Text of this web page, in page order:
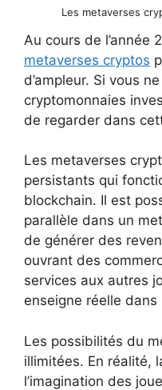
Les metaverses
Au cours de l’année
metaverses cryptos
d’ampleur. Si vous
cryptomonnaies
de regarder dans
Les metaverses
persistants qui
blockchain. Il est
parallèle dans un
de générer des
ouvrant des
services aux autres
enseigne réelle
Les possibilités du
illimitées. En réalité,
l’imagination des